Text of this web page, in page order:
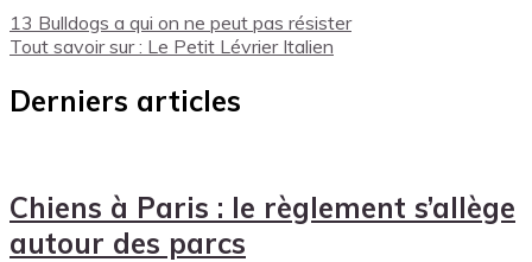
13 Bulldogs a qui on ne peut pas résister
Tout savoir sur : Le Petit Lévrier Italien
Derniers articles
Chiens à Paris : le règlement s’allège
autour des parcs